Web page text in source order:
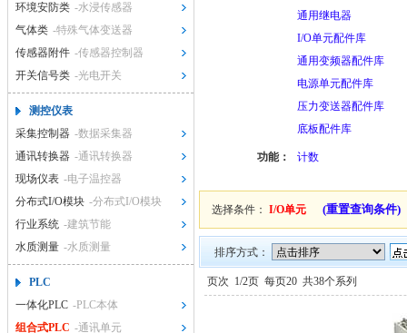
通用继电器
I/O单元配件库
通用变频器配件库
电源单元配件库
压力变送器配件库
底板配件库
功能： 计数
选择条件： I/O单元 (重置查询条件)
排序方式：
页次 1/2页 每页20 共38个系列
环境安防类 -水浸传感器
气体类 -特殊气体变送器
传感器附件 -传感器控制器
开关信号类 -光电开关
测控仪表
采集控制器 -数据采集器
通讯转换器 -通讯转换器
现场仪表 -电子温控器
分布式I/O模块 -分布式I/O模块
行业系统 -建筑节能
水质测量 -水质测量
PLC
一体化PLC -PLC本体
组合式PLC -通讯单元